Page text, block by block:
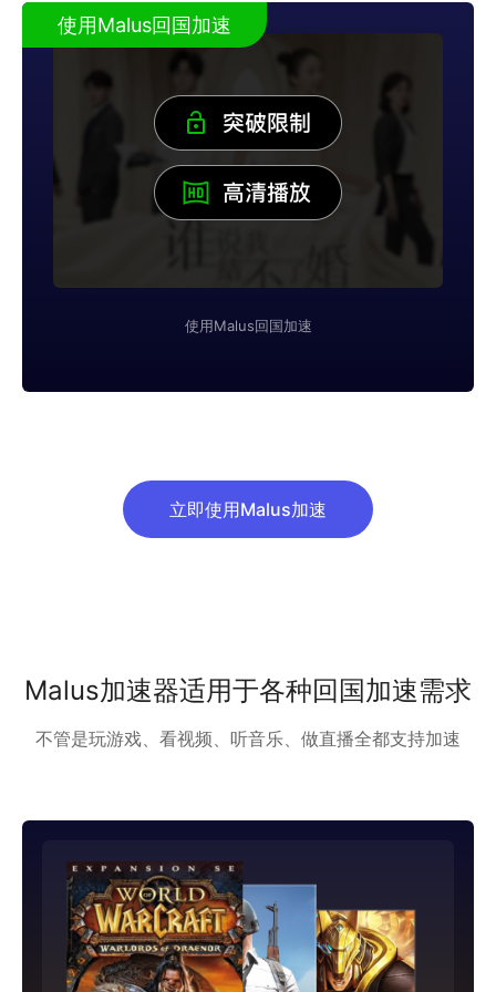
使用Malus回国加速
使用Malus回国加速
立即使用Malus加速
Malus加速器适用于各种回国加速需求
不管是玩游戏、看视频、听音乐、做直播全都支持加速